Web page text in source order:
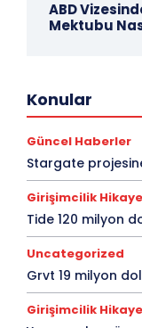
ABD
Mektubu
Konular
Güncel Haberler
Stargate
Girişimcilik
Tide 120 milyon
Uncategorized
Grvt 19 milyon
Girişimcilik